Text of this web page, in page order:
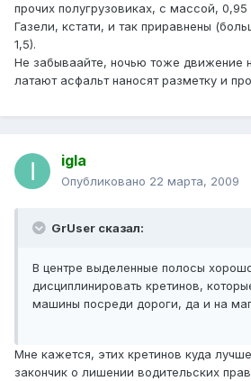
прочих полугрузовиках, с массой, 0,95
Газели, кстати, и так приравнены
1,5).
Не забываайте, ночью тоже движение
латают асфальт наносят разметку и
igla
Опубликовано 22 марта, 2009
GrUser сказал:
В центре выделенные полосы
дисциплинировать кретинов,
машины посреди дороги, да и на
Мне кажется, этих кретинов куда
закончик о лишении водительских